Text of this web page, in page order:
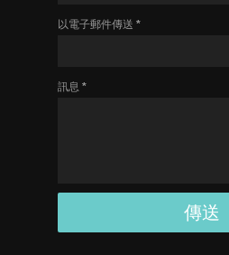
以電子郵件傳送 *
訊息 *